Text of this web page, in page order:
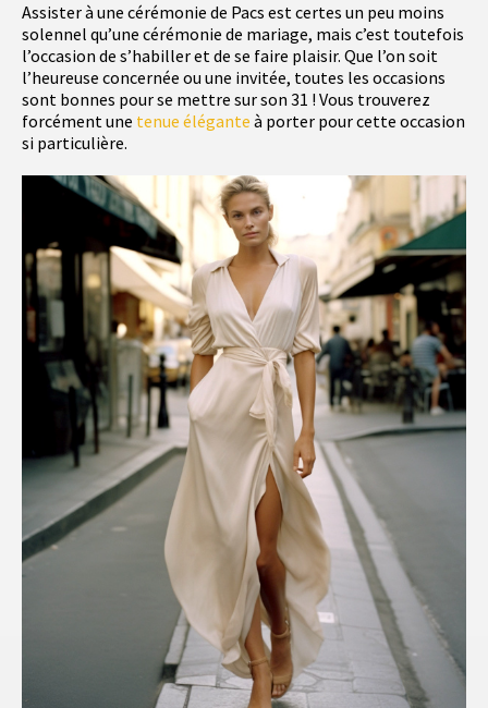
Assister à une cérémonie de Pacs est certes un peu moins
solennel qu’une cérémonie de mariage, mais c’est toutefois
l’occasion de s’habiller et de se faire plaisir. Que l’on soit
l’heureuse concernée ou une invitée, toutes les occasions
sont bonnes pour se mettre sur son 31 ! Vous trouverez
forcément une tenue élégante à porter pour cette occasion
si particulière.